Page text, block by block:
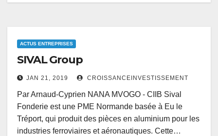
ACTUS ENTREPRISES
SIVAL Group
JAN 21, 2019 CROISSANCEINVESTISSEMENT
Par Arnaud-Cyprien NANA MVOGO - CIIB Sival
Fonderie est une PME Normande basée à Eu le
Tréport, qui produit des pièces en aluminium pour les
industries ferroviaires et aéronautiques. Cette…